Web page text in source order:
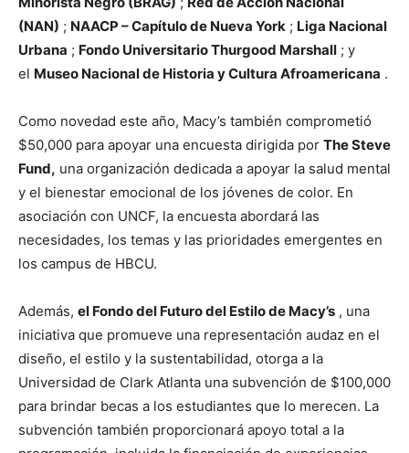
(NAN) ; NAACP – Capítulo de Nueva York ; Liga Nacional
Urbana ; Fondo Universitario Thurgood Marshall ; y
el Museo Nacional de Historia y Cultura Afroamericana .
Como novedad este año, Macy’s también comprometió
$50,000 para apoyar una encuesta dirigida por The Steve
Fund, una organización dedicada a apoyar la salud mental
y el bienestar emocional de los jóvenes de color. En
asociación con UNCF, la encuesta abordará las
necesidades, los temas y las prioridades emergentes en
los campus de HBCU.
Además, el Fondo del Futuro del Estilo de Macy’s , una
iniciativa que promueve una representación audaz en el
diseño, el estilo y la sustentabilidad, otorga a la
Universidad de Clark Atlanta una subvención de $100,000
para brindar becas a los estudiantes que lo merecen. La
subvención también proporcionará apoyo total a la